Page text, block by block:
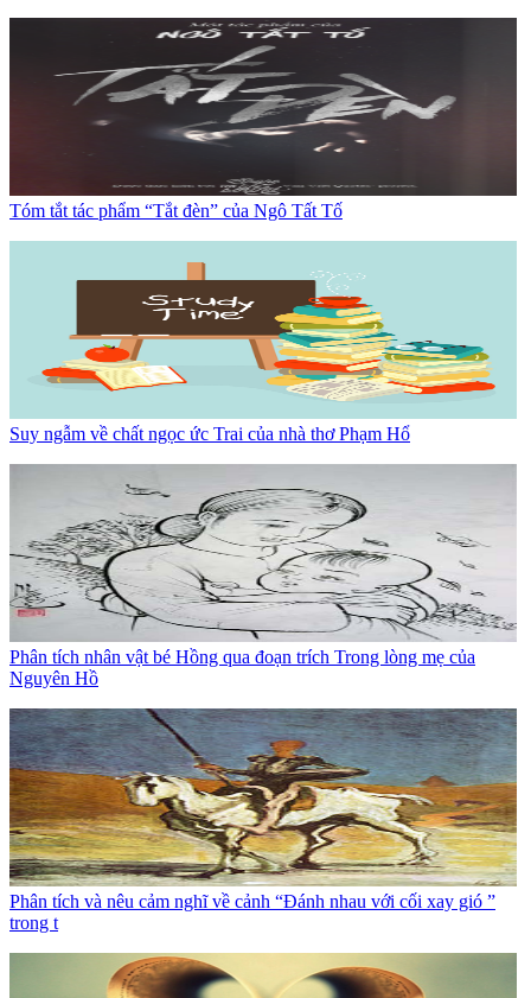
Tóm tắt tác phẩm “Tắt đèn” của Ngô Tất Tố
Suy ngẫm về chất ngọc ức Trai của nhà thơ Phạm Hổ
Phân tích nhân vật bé Hồng qua đoạn trích Trong lòng mẹ của
Nguyên Hồ
Phân tích và nêu cảm nghĩ về cảnh “Đánh nhau với cối xay gió ”
trong t